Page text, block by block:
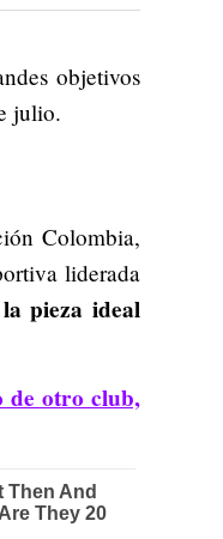
objetivos
julio.
Colombia,
liderada
pieza ideal
de otro club,